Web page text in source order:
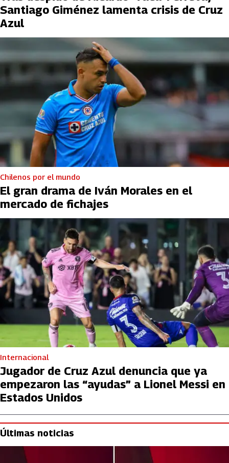
Santiago Giménez lamenta crisis de Cruz
Azul
Chilenos por el mundo
El gran drama de Iván Morales en el
mercado de fichajes
Internacional
Jugador de Cruz Azul denuncia que ya
empezaron las “ayudas” a Lionel Messi en
Estados Unidos
Últimas noticias